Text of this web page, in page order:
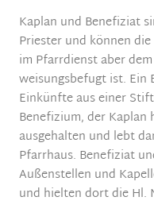
Kaplan und Benefiziat
Priester und können
im Pfarrdienst aber
weisungsbefugt ist. Ein
Einkünfte aus einer
Benefizium, der
ausgehalten und lebt
Pfarrhaus. Benefiziat
Außenstellen und
und hielten dort die Hl.